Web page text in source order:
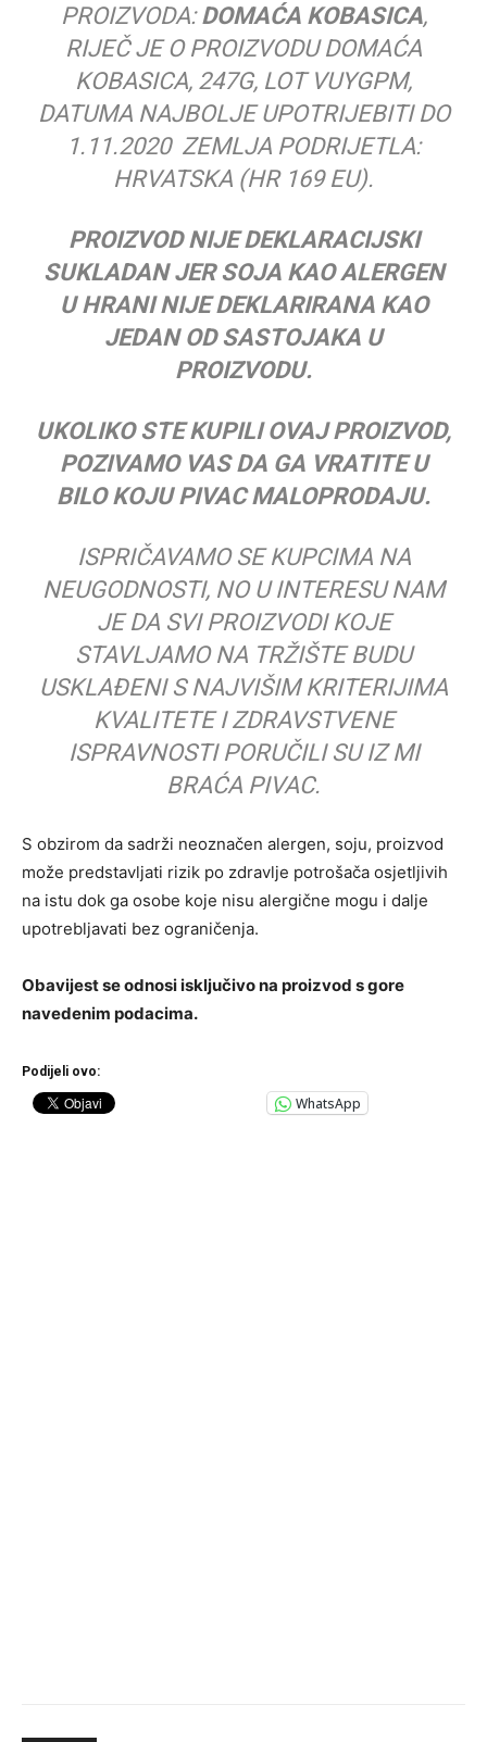
PROIZVODA:DOMAĆA KOBASICA,
RIJEČ JE O PROIZVODU DOMAĆA
KOBASICA, 247G, LOT VUYGPM,
DATUMA NAJBOLJE UPOTRIJEBITI DO
1.11.2020 ZEMLJA PODRIJETLA:
HRVATSKA (HR 169 EU).
PROIZVOD NIJE DEKLARACIJSKI
SUKLADAN JER SOJA KAO ALERGEN
U HRANI NIJE DEKLARIRANA KAO
JEDAN OD SASTOJAKA U
PROIZVODU.
UKOLIKO STE KUPILI OVAJ PROIZVOD,
POZIVAMO VAS DA GA VRATITE U
BILO KOJU PIVAC MALOPRODAJU.
ISPRIČAVAMO SE KUPCIMA NA
NEUGODNOSTI, NO U INTERESU NAM
JE DA SVI PROIZVODI KOJE
STAVLJAMO NA TRŽIŠTE BUDU
USKLAĐENI S NAJVIŠIM KRITERIJIMA
KVALITETE I ZDRAVSTVENE
ISPRAVNOSTI PORUČILI SU IZ MI
BRAĆA PIVAC.
S obzirom da sadrži neoznačen alergen, soju, proizvod
može predstavljati rizik po zdravlje potrošača osjetljivih
na istu dok ga osobe koje nisu alergične mogu i dalje
upotrebljavati bez ograničenja.
Obavijest se odnosi isključivo na proizvod s gore
navedenim podacima.
Podijeli ovo:
WhatsApp